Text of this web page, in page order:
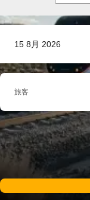
15 8月 2026
旅客